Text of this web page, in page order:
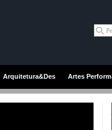
Arquitetura&Des Artes